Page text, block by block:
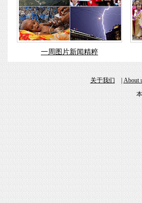
一周图片新闻精粹
关于我们|About